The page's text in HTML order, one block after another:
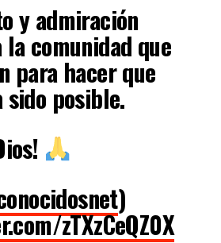
y admiración
comunidad que
para hacer que
sido posible.
)
zTXzCeQZ0X